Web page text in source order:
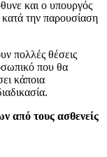
και ο υπουργός
την παρουσίαση
πολλές θέσεις
που θα
κάποια
από τους ασθενείς